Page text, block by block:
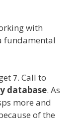
with
fundamental
7. Call to
database. As
more and
of the